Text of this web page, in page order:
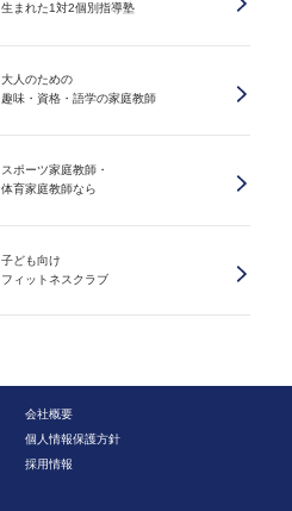
生まれた1対2個別指導塾
大人のための
趣味・資格・語学の家庭教師
スポーツ家庭教師・
体育家庭教師なら
子ども向け
フィットネスクラブ
会社概要
個人情報保護方針
採用情報